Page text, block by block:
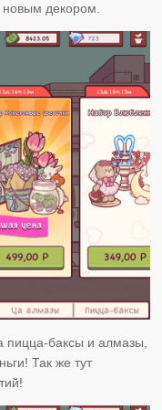
новым декором.
пицца-баксы и алмазы,
Так же тут